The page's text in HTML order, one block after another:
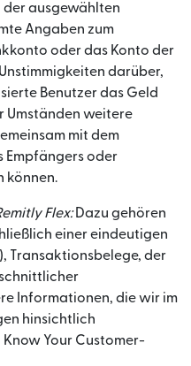
der ausgewählten
Angaben zum
oder das Konto der
darüber,
Benutzer das Geld
Umständen weitere
mit dem
Empfängers oder
können.
Flex:Dazu gehören
einer eindeutigen
Transaktionsbelege, der
Informationen, die wir im
hinsichtlich
Your Customer-